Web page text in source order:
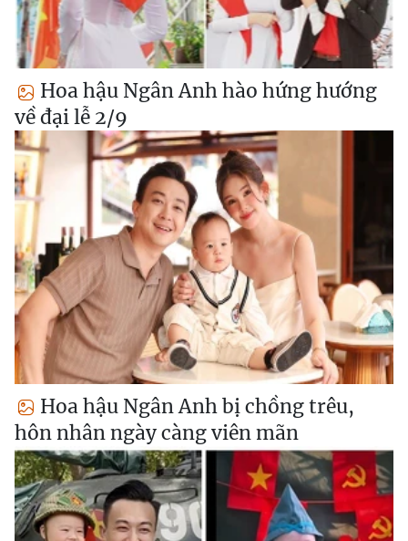
Hoa hậu Ngân Anh hào hứng hướng
về đại lễ 2/9
Hoa hậu Ngân Anh bị chồng trêu,
hôn nhân ngày càng viên mãn